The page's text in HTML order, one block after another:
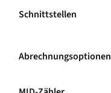
Schnittstellen
Abrechnungsoptionen